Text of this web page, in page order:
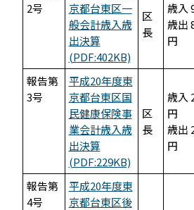
2号
京都台東区一
般会計歳入歳
出決算
(PDF:402KB)
区
長
歳入
歳出
円
報告第
3号
平成20年度東
京都台東区国
民健康保険事
業会計歳入歳
出決算
(PDF:229KB)
区
長
歳入
円
歳出
円
報告第
4号
平成20年度東
京都台東区後